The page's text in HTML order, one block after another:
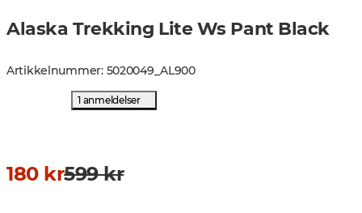
Alaska Trekking Lite Ws Pant Black
Artikkelnummer: 5020049 _AL900
1 anmeldelser
180 kr599 kr